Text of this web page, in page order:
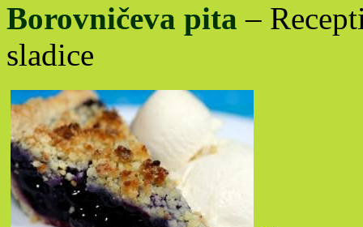
Borovničeva pita–
sladice